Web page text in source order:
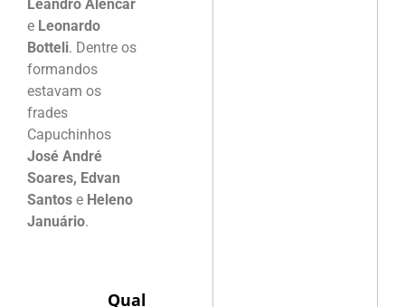
Leandro Alencar
e Leonardo
Botteli. Dentre os
formandos
estavam os
frades
Capuchinhos
José André
Soares, Edvan
Santos e Heleno
Januário.
Qual